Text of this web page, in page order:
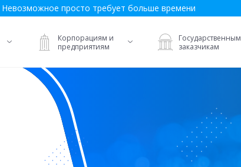
Невозможное просто требует больше времени
Корпорациям и
предприятиям
Государственным
заказчикам